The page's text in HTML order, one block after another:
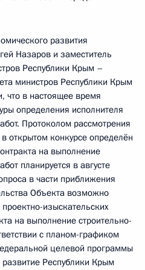
развития
Назаров и заместитель
Республики Крым –
министров Республики Крым
что в настоящее время
определения исполнителя
Протоколом рассмотрения
открытом конкурсе определён
на выполнение
планируется в августе
в части приближения
Объекта возможно
изыскательских
на выполнение строительно-
с планом-графиком
целевой программы
Республики Крым